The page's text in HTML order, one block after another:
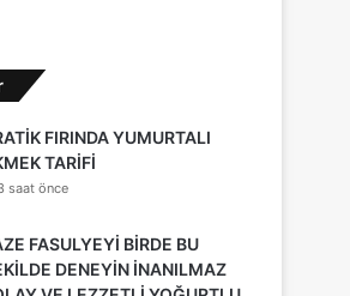
FIRINDA YUMURTALI
TARİFİ
saat önce
FASULYEYİ BİRDE BU
DENEYİN İNANILMAZ